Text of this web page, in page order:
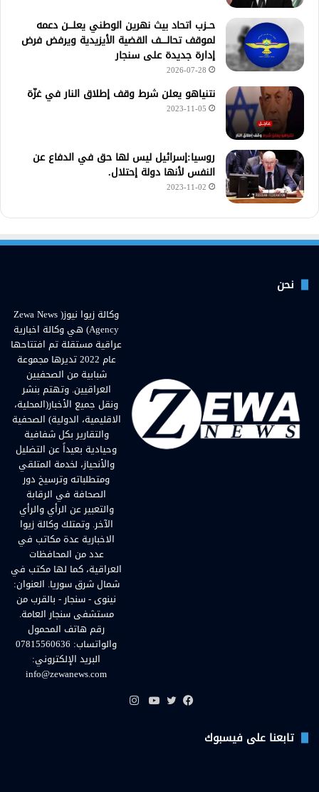
حــزب اتحاد بيث نهرين الوطني يعلـــن دعمه
لموقف تحالــــف القضية الأيزيدية ويرفض فرض
إدارة جديدة على سنجار
2026-07-28
نتنياهو يعلن شرط وقف إطلاق النار في غزّة
2023-11-05
روسيا:إسرائيل ليس لها حق في الدفاع عن
النفس لأنها دولة إحتلال.
2023-11-02
نحن
وكالة زيوا نيوز( Zewa News
Agency) هي وكالة اخبارية
عراقية مستقلة تم افتتاحها
عام 2022 تديرها مجموعة
شبابية من الصحفيين
العراقيين. وتهتم بنشر
ونقل جميع الأخبار(المحلية،
الاقليمية، الدولية) الصحفية
والتقارير بكل شفافية
وحيادية بعيداً عن التضليل
والأنحياز، لخدمة المتلقي
ومتطلباته وترسيخ دور
الصحافة في الرقابة
والتعبير عن الرأي والرأي
الآخر. وتمتلك وكالة زيوا
الاخبارية عدة مكاتب في
عدد من المحافظات
العراقية، كما لها مكتب في
شمال شرق سوريا. العنوان:
نينوى - سنجار - بالقرب من
مستشفى سنجار العامة.
رقم هاتف المحمول
والواتساب: 07815560636
البريد الإلكتروني:
info@zewanews.com
تابعنا على فيسبوك